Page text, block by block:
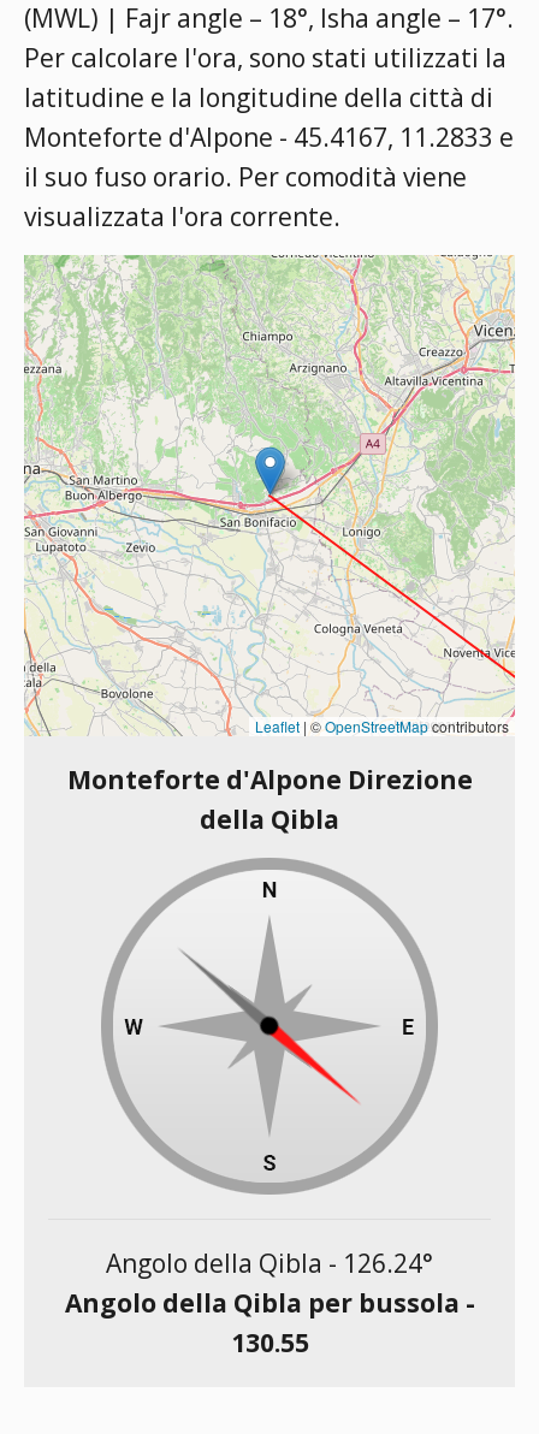
(MWL) | Fajr angle – 18°, Isha angle – 17°.
Per calcolare l'ora, sono stati utilizzati la
latitudine e la longitudine della città di
Monteforte d'Alpone - 45.4167, 11.2833 e
il suo fuso orario. Per comodità viene
visualizzata l'ora corrente.
Leaflet | ©OpenStreetMapcontributors
Monteforte d'Alpone Direzione
della Qibla
Angolo della Qibla - 126.24°
Angolo della Qibla per bussola -
130.55